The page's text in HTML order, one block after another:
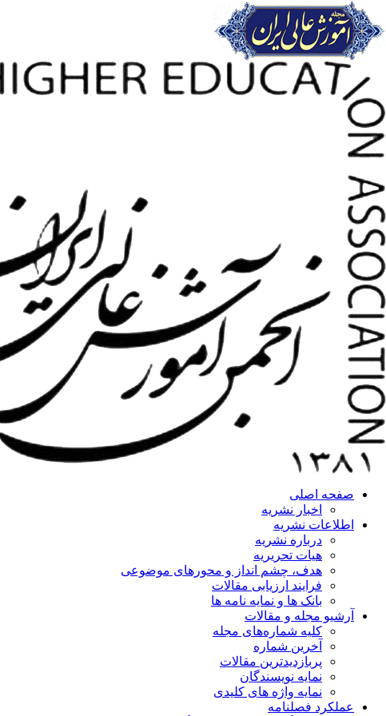
صفحه اصلی
اخبار نشریه
اطلاعات نشریه
درباره نشریه
هیات تحریریه
هدف، چشم انداز و محورهای موضوعی
فرایند ارزیابی مقالات
بانک ها و نمایه نامه ها
آرشیو مجله و مقالات
کلیه شماره‌های مجله
آخرین شماره
پربازدیدترین مقالات
نمایه نویسندگان
نمایه واژه های کلیدی
عملکرد فصلنامه